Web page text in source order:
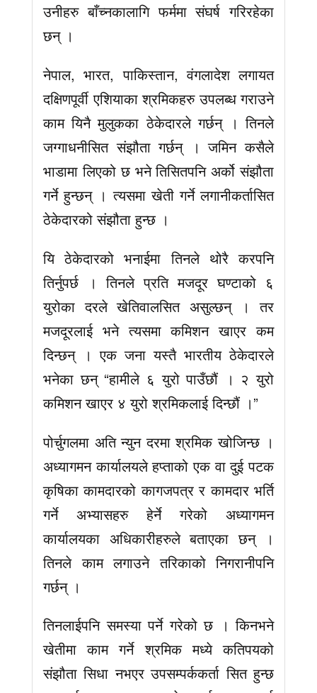
उनीहरु बाँच्नकालागि फर्ममा संघर्ष गरिरहेका
छन् ।
नेपाल, भारत, पाकिस्तान, वंगलादेश लगायत
दक्षिणपूर्वी एशियाका श्रमिकहरु उपलब्ध गराउने
काम यिनै मुलुकका ठेकेदारले गर्छन् । तिनले
जग्गाधनीसित संझौता गर्छन् । जमिन कसैले
भाडामा लिएको छ भने तिसितपनि अर्को संझौता
गर्ने हुन्छन् । त्यसमा खेती गर्ने लगानीकर्तासित
ठेकेदारको संझौता हुन्छ ।
यि ठेकेदारको भनाईमा तिनले थोरै करपनि
तिर्नुपर्छ । तिनले प्रति मजदूर घण्टाको ६
युरोका दरले खेतिवालसित असुल्छन् । तर
मजदूरलाई भने त्यसमा कमिशन खाएर कम
दिन्छन् । एक जना यस्तै भारतीय ठेकेदारले
भनेका छन् “हामीले ६ युरो पाउँछौं । २ युरो
कमिशन खाएर ४ युरो श्रमिकलाई दिन्छौं ।”
पोर्चुगलमा अति न्युन दरमा श्रमिक खोजिन्छ ।
अध्यागमन कार्यालयले हप्ताको एक वा दुई पटक
कृषिका कामदारको कागजपत्र र कामदार भर्ति
गर्ने अभ्यासहरु हेर्ने गरेको अध्यागमन
कार्यालयका अधिकारीहरुले बताएका छन् ।
तिनले काम लगाउने तरिकाको निगरानीपनि
गर्छन् ।
तिनलाईपनि समस्या पर्ने गरेको छ । किनभने
खेतीमा काम गर्ने श्रमिक मध्ये कतिपयको
संझौता सिधा नभएर उपसम्पर्ककर्ता सित हुन्छ